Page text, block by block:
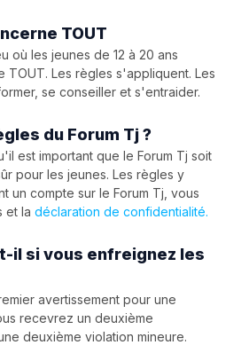
TOUT
où les jeunes de 12 à 20 ans
TOUT. Les règles s'appliquent. Les
se conseiller et s'entraider.
du Forum Tj ?
est important que le Forum Tj soit
pour les jeunes. Les règles y
un compte sur le Forum Tj, vous
et la déclaration de confidentialité.
il si vous enfreignez les
avertissement pour une
recevrez un deuxième
deuxième violation mineure.